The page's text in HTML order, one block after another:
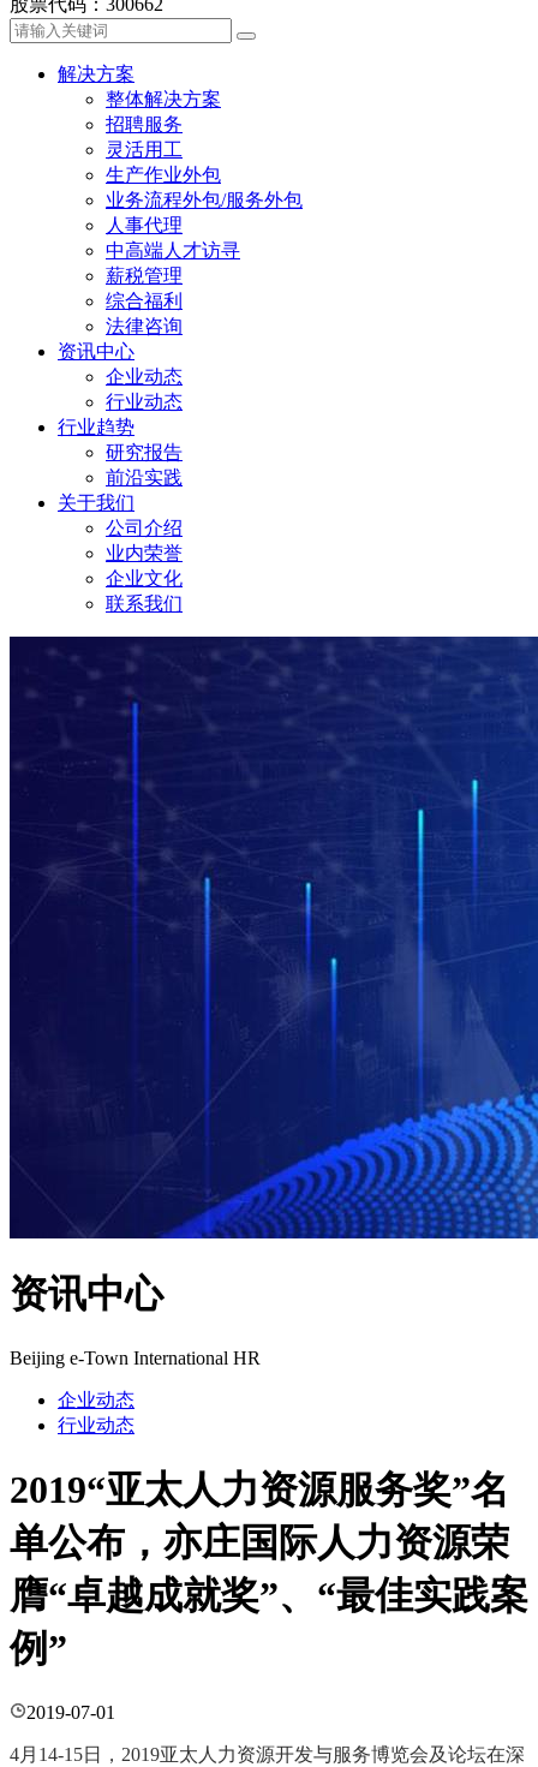
解决方案
整体解决方案
招聘服务
灵活用工
生产作业外包
业务流程外包/服务外包
人事代理
中高端人才访寻
薪税管理
综合福利
法律咨询
资讯中心
企业动态
行业动态
行业趋势
研究报告
前沿实践
关于我们
公司介绍
业内荣誉
企业文化
联系我们
资讯中心
Beijing e-Town International HR
企业动态
行业动态
2019“亚太人力资源服务奖”名
单公布，亦庄国际人力资源荣
膺“卓越成就奖”、“最佳实践案
例”
2019-07-01
4月14-15日，2019亚太人力资源开发与服务博览会及论坛在深